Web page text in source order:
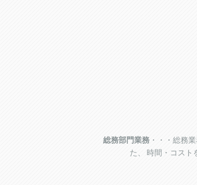
総務部門業務 ・・・総務
た、 時間・コスト